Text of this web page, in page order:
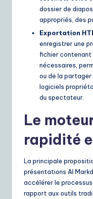
dossier de
appropriés, des
Exportation
enregistrer une
fichier contenant
nécessaires,
ou de la partager
logiciels
du spectateur.
Le
rapidité
La principale
présentations AI
accélérer le
rapport aux outils